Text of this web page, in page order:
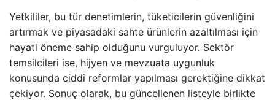
Yetkililer, bu tür denetimlerin, tüketicilerin güvenliğini
artırmak ve piyasadaki sahte ürünlerin azaltılması için
hayati öneme sahip olduğunu vurguluyor. Sektör
temsilcileri ise, hijyen ve mevzuata uygunluk
konusunda ciddi reformlar yapılması gerektiğine dikkat
çekiyor. Sonuç olarak, bu güncellenen listeyle birlikte